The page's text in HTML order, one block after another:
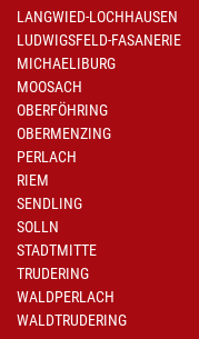
LANGWIED-LOCHHAUSEN
LUDWIGSFELD-FASANERIE
MICHAELIBURG
MOOSACH
OBERFÖHRING
OBERMENZING
PERLACH
RIEM
SENDLING
SOLLN
STADTMITTE
TRUDERING
WALDPERLACH
WALDTRUDERING